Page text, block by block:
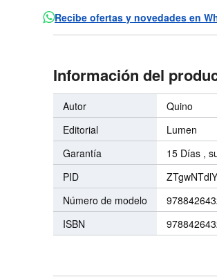
Recibe ofertas y novedades en
Información del
Autor
Quino
Editorial
Lumen
Garantía
15 Días ,
PID
Número de modelo
ISBN